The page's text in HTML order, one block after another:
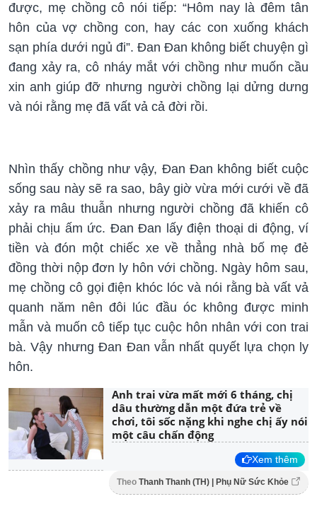
được, mẹ chồng cô nói tiếp: “Hôm nay là đêm tân
hôn của vợ chồng con, hay các con xuống khách
sạn phía dưới ngủ đi”. Đan Đan không biết chuyện gì
đang xảy ra, cô nháy mắt với chồng như muốn cầu
xin anh giúp đỡ nhưng người chồng lại dửng dưng
và nói rằng mẹ đã vất vả cả đời rồi.
Nhìn thấy chồng như vậy, Đan Đan không biết cuộc
sống sau này sẽ ra sao, bây giờ vừa mới cưới về đã
xảy ra mâu thuẫn nhưng người chồng đã khiến cô
phải chịu ấm ức. Đan Đan lấy điện thoại di động, ví
tiền và đón một chiếc xe về thẳng nhà bố mẹ đẻ
đồng thời nộp đơn ly hôn với chồng. Ngày hôm sau,
mẹ chồng cô gọi điện khóc lóc và nói rằng bà vất vả
quanh năm nên đôi lúc đầu óc không được minh
mẫn và muốn cô tiếp tục cuộc hôn nhân với con trai
bà. Vậy nhưng Đan Đan vẫn nhất quyết lựa chọn ly
hôn.
Anh trai vừa mất mới 6 tháng, chị
dâu thường dẫn một đứa trẻ về
chơi, tôi sốc nặng khi nghe chị ấy nói
một câu chấn động
Xem thêm
Theo Thanh Thanh (TH) | Phụ Nữ Sức Khỏe